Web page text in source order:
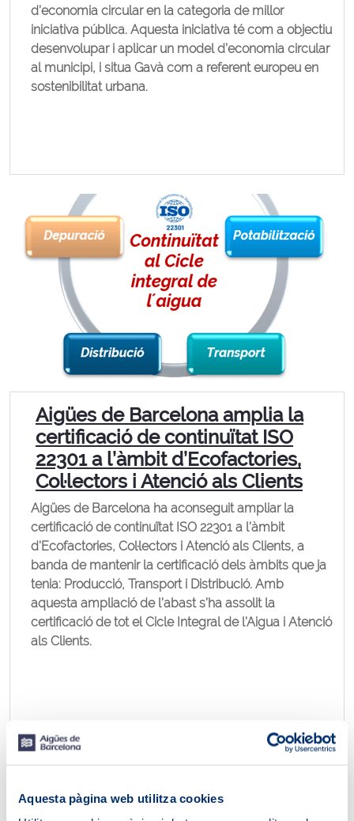
Aquesta pàgina web utilitza cookies
d’economia circular en la categoria de millor
iniciativa pública. Aquesta iniciativa té com a objectiu
desenvolupar i aplicar un model d’economia circular
al municipi, i situa Gavà com a referent europeu en
sostenibilitat urbana.
Aigües de Barcelona amplia la
certificació de continuïtat ISO
22301 a l’àmbit d’Ecofactories,
Col·lectors i Atenció als Clients
Aigües de Barcelona ha aconseguit ampliar la
certificació de continuïtat ISO 22301 a l’àmbit
d'Ecofactories, Col·lectors i Atenció als Clients, a
banda de mantenir la certificació dels àmbits que ja
tenia: Producció, Transport i Distribució. Amb
aquesta ampliació de l’abast s’ha assolit la
certificació de tot el Cicle Integral de l’Aigua i Atenció
als Clients.